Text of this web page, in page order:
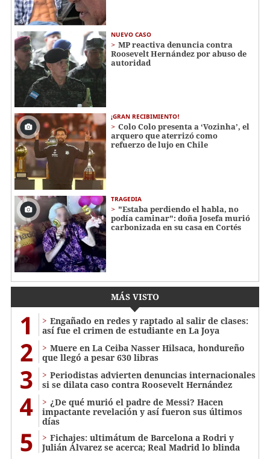
NUEVO CASO
MP reactiva denuncia contra
Roosevelt Hernández por abuso de
autoridad
¡GRAN RECIBIMIENTO!
Colo Colo presenta a ‘Vozinha’, el
arquero que aterrizó como
refuerzo de lujo en Chile
TRAGEDIA
"Estaba perdiendo el habla, no
podía caminar": doña Josefa murió
carbonizada en su casa en Cortés
MÁS VISTO
1
Engañado en redes y raptado al salir de clases:
así fue el crimen de estudiante en La Joya
2
Muere en La Ceiba Nasser Hilsaca, hondureño
que llegó a pesar 630 libras
3
Periodistas advierten denuncias internacionales
si se dilata caso contra Roosevelt Hernández
4
¿De qué murió el padre de Messi? Hacen
impactante revelación y así fueron sus últimos
días
5
Fichajes: ultimátum de Barcelona a Rodri y
Julián Álvarez se acerca; Real Madrid lo blinda